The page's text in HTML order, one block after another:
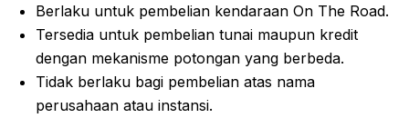
Berlaku untuk pembelian kendaraan On The Road.
Tersedia untuk pembelian tunai maupun kredit
dengan mekanisme potongan yang berbeda.
Tidak berlaku bagi pembelian atas nama
perusahaan atau instansi.